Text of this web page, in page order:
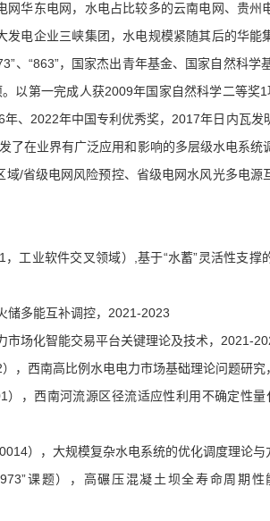
网华东电网，水电占比较多的云南电网、贵州
发电企业三峡集团，水电规模紧随其后的华能
、“863”，国家杰出青年基金、国家自然科学
以第一完成人获2009年国家自然科学二等奖
、2022年中国专利优秀奖，2017年日内瓦发
了在业界有广泛应用和影响的多层级水电系统
/省级电网风险预控、省级电网水风光多电源
工业软件交叉领域）,基于“水蓄”灵活性支撑
储多能互补调控，2021-2023
市场化智能交易平台关键理论及技术，2021-
，西南高比例水电电力市场基础理论问题研
，西南河流源区径流适应性利用不确定性
），大规模复杂水电系统的优化调度理论
课题），高碾压混凝土坝全寿命周期性